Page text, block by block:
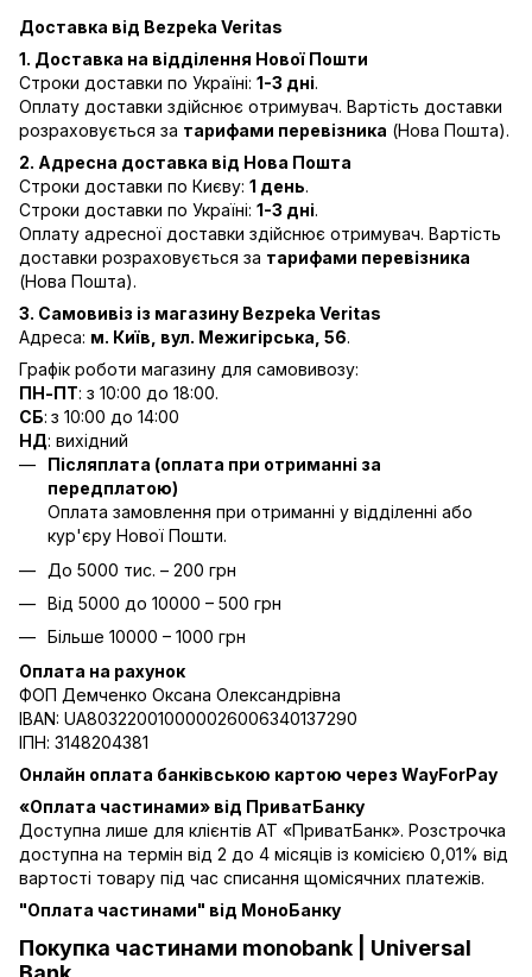
Доставка від Bezpeka Veritas
1. Доставка на відділення Нової Пошти
Строки доставки по Україні: 1-3 дні.
Оплату доставки здійснює отримувач. Вартість доставки
розраховується за тарифами перевізника (Нова Пошта).
2. Адресна доставка від Нова Пошта
Строки доставки по Києву: 1 день.
Строки доставки по Україні: 1-3 дні.
Оплату адресної доставки здійснює отримувач. Вартість
доставки розраховується за тарифами перевізника
(Нова Пошта).
3. Самовивіз із магазину Bezpeka Veritas
Адреса: м. Київ, вул. Межигірська, 56.
Графік роботи магазину для самовивозу:
ПН-ПТ: з 10:00 до 18:00.
СБ: з 10:00 до 14:00
НД: вихідний
Післяплата (оплата при отриманні за
передплатою)
Оплата замовлення при отриманні у відділенні або
кур'єру Нової Пошти.
До 5000 тис. – 200 грн
Від 5000 до 10000 – 500 грн
Більше 10000 – 1000 грн
Оплата на рахунок
ФОП Демченко Оксана Олександрівна
IBAN: UA803220010000026006340137290
ІПН: 3148204381
Онлайн оплата банківською картою через WayForPay
«Оплата частинами» від ПриватБанку
Доступна лише для клієнтів АТ «ПриватБанк». Розстрочка
доступна на термін від 2 до 4 місяців із комісією 0,01% від
вартості товару під час списання щомісячних платежів.
"Оплата частинами" від МоноБанку
Покупка частинами monobank | Universal